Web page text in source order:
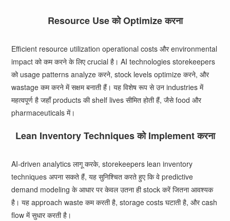
Resource Use को Optimize करना
Efficient resource utilization operational costs और environmental
impact को कम करने के लिए crucial है। AI technologies storekeepers
को usage patterns analyze करने, stock levels optimize करने, और
wastage कम करने में सक्षम बनाती हैं। यह विशेष रूप से उन industries में
महत्वपूर्ण है जहाँ products की shelf lives सीमित होती हैं, जैसे food और
pharmaceuticals में।
Lean Inventory Techniques को Implement करना
AI-driven analytics लागू करके, storekeepers lean inventory
techniques अपना सकते हैं, यह सुनिश्चित करते हुए कि वे predictive
demand modeling के आधार पर केवल उतना ही stock करें जितना आवश्यक
है। यह approach waste कम करती है, storage costs घटाती है, और cash
flow में सुधार करती है।